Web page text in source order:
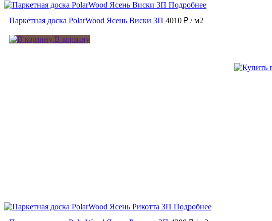
Подробнее
Паркетная доска PolarWood Ясень Виски 3П 4010 ₽ / м2
В корзину
Подробнее